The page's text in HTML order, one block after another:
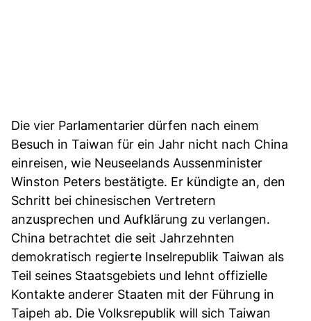
Die vier Parlamentarier dürfen nach einem
Besuch in Taiwan für ein Jahr nicht nach China
einreisen, wie Neuseelands Aussenminister
Winston Peters bestätigte. Er kündigte an, den
Schritt bei chinesischen Vertretern
anzusprechen und Aufklärung zu verlangen.
China betrachtet die seit Jahrzehnten
demokratisch regierte Inselrepublik Taiwan als
Teil seines Staatsgebiets und lehnt offizielle
Kontakte anderer Staaten mit der Führung in
Taipeh ab. Die Volksrepublik will sich Taiwan